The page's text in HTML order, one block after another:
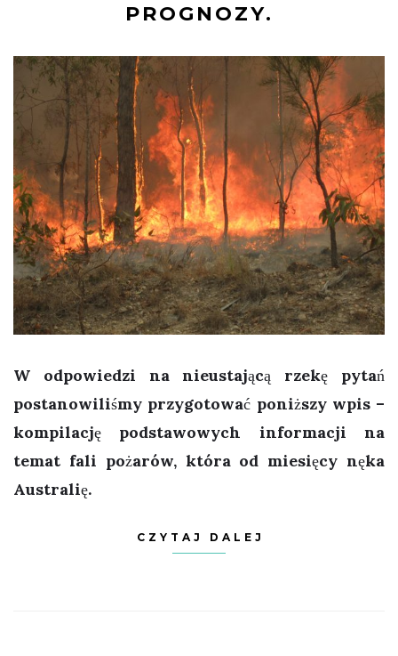
PROGNOZY.
W odpowiedzi na nieustającą rzekę pytań
postanowiliśmy przygotować poniższy wpis –
kompilację podstawowych informacji na
temat fali pożarów, która od miesięcy nęka
Australię.
CZYTAJ DALEJ